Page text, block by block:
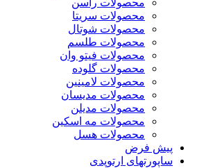
محصولات راسن
محصولات سریتا
محصولات شوتال
محصولات طلسم
محصولات فیتو وان
محصولات گلوده
محصولات لامینین
محصولات مدیسان
محصولات مدیلن
محصولات مه اسکین
محصولات هسل
پیش فرض
ساپورتهای ارتوپدی